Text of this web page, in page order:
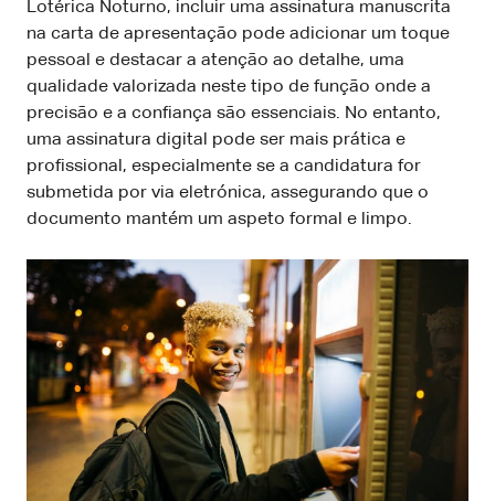
Lotérica Noturno, incluir uma assinatura manuscrita
na carta de apresentação pode adicionar um toque
pessoal e destacar a atenção ao detalhe, uma
qualidade valorizada neste tipo de função onde a
precisão e a confiança são essenciais. No entanto,
uma assinatura digital pode ser mais prática e
profissional, especialmente se a candidatura for
submetida por via eletrónica, assegurando que o
documento mantém um aspeto formal e limpo.